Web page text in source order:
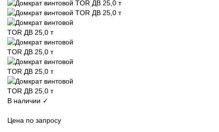
В наличии ✓
Цена по запросу